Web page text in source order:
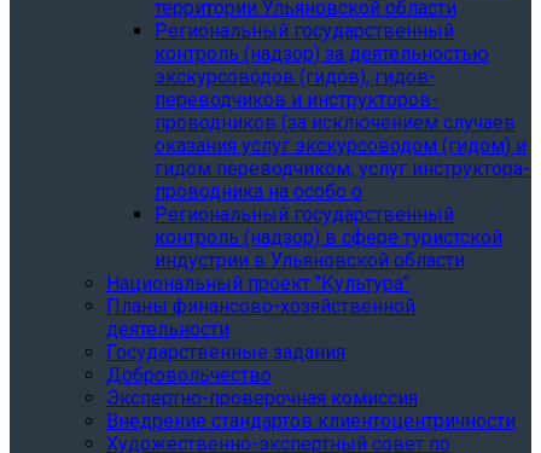
территории Ульяновской области
Региональный государственный
контроль (надзор) за деятельностью
экскурсоводов (гидов), гидов-
переводчиков и инструкторов-
проводников (за исключением случаев
оказания услуг экскурсоводом (гидом) и
гидом переводчиком, услуг инструктора-
проводника на особо о
Региональный государственный
контроль (надзор) в сфере туристской
индустрии в Ульяновской области
Национальный проект "Культура"
Планы финансово-хозяйственной
деятельности
Государственные задания
Добровольчество
Экспертно-проверочная комиссия
Внедрение стандартов клиентоцентричности
Художественно-экспертный совет по